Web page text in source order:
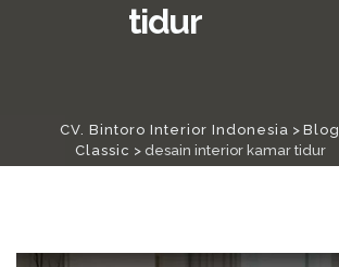
tidur
CV. Bintoro Interior Indonesia > Blog
Classic > desain interior kamar tidur